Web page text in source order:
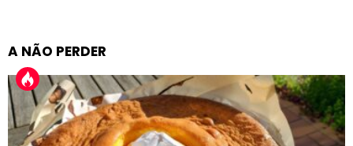
A NÃO PERDER